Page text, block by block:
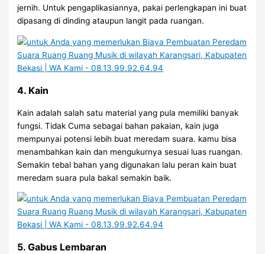
jernih. Untuk pengaplikasiannya, pakai perlengkapan ini buat
dipasang di dinding ataupun langit pada ruangan.
4. Kain
Kain adalah salah satu material yang pula memiliki banyak
fungsi. Tidak Cuma sebagai bahan pakaian, kain juga
mempunyai potensi lebih buat meredam suara. kamu bisa
menambahkan kain dan mengukurnya sesuai luas ruangan.
Semakin tebal bahan yang digunakan lalu peran kain buat
meredam suara pula bakal semakin baik.
5. Gabus Lembaran